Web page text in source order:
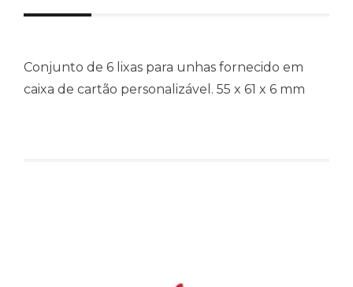
Conjunto de 6 lixas para unhas fornecido em
caixa de cartão personalizável. 55 x 61 x 6 mm